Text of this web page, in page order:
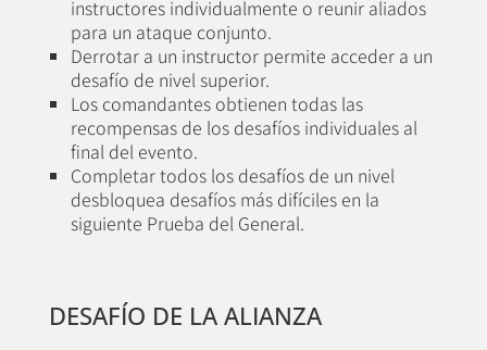
instructores individualmente o reunir aliados
para un ataque conjunto.
Derrotar a un instructor permite acceder a un
desafío de nivel superior.
Los comandantes obtienen todas las
recompensas de los desafíos individuales al
final del evento.
Completar todos los desafíos de un nivel
desbloquea desafíos más difíciles en la
siguiente Prueba del General.
DESAFÍO DE LA ALIANZA